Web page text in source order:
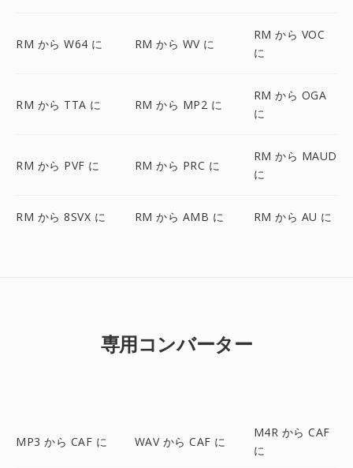
RM から W64 に RM から WV に
RM から VOC
に
RM から TTA に RM から MP2 に
RM から OGA
に
RM から PVF に RM から PRC に
RM から MAUD
に
RM から 8SVX に RM から AMB に RM から AU に
専用コンバーター
MP3 から CAF に WAV から CAF に
M4R から CAF
に